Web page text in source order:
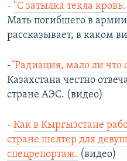
- "С затылка текла
Мать погибшего в
рассказывает, в каком
-"Радиация, мало ли что
Казахстана честно
стране АЭС. (видео)
- Как в Кыргызстане
стране шелтер для
спецрепортаж. (видео)